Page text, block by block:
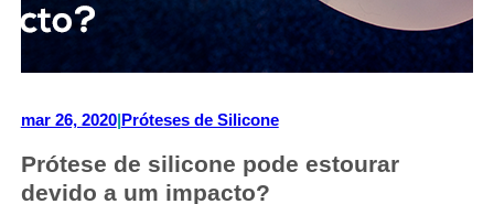
mar 26, 2020| Próteses de Silicone
Prótese de silicone pode estourar
devido a um impacto?